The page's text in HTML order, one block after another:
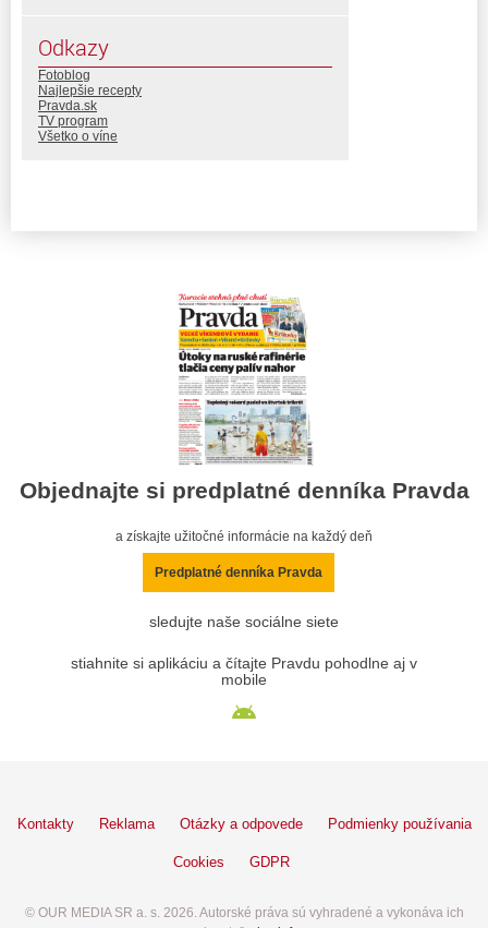
Odkazy
Fotoblog
Najlepšie recepty
Pravda.sk
TV program
Všetko o víne
Objednajte si predplatné denníka Pravda
a získajte užitočné informácie na každý deň
Predplatné denníka Pravda
sledujte naše sociálne siete
stiahnite si aplikáciu a čítajte Pravdu pohodlne aj v
mobile
Kontakty Reklama Otázky a odpovede Podmienky používania
Cookies GDPR
© OUR MEDIA SR a. s. 2026. Autorské práva sú vyhradené a vykonáva ich